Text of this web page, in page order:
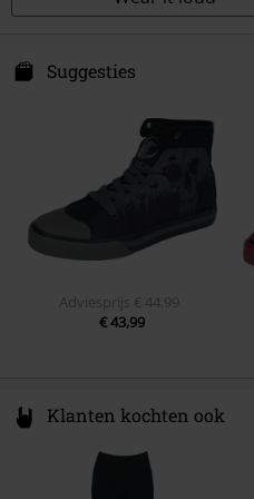
Suggesties
Adviesprijs
€ 44,99
€ 43,99
Klanten kochten ook